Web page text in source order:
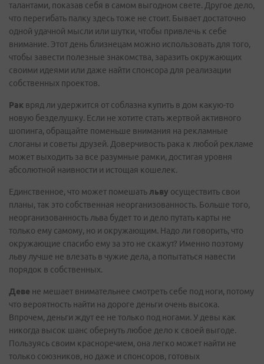
талантами, показав себя в самом выгодном свете. Другое дело,
что перегибать палку здесь тоже не стоит. Бывает достаточно
одной удачной мысли или шутки, чтобы привлечь к себе
внимание. Этот день близнецам можно использовать для того,
чтобы завести полезные знакомства, заразить окружающих
своими идеями или даже найти спонсора для реализации
собственных проектов.
Рак вряд ли удержится от соблазна купить в дом какую-то
новую безделушку. Если не хотите стать жертвой активного
шопинга, обращайте поменьше внимания на рекламные
слоганы и советы друзей. Доверчивость рака к любой рекламе
может выходить за все разумные рамки, достигая уровня
абсолютной наивности и истощая кошелек.
Единственное, что может помешатьльву осуществить свои
планы, так это собственная неорганизованность. Больше того,
неорганизованность льва будет то и дело путать карты не
только ему самому, но и окружающим. Надо ли говорить, что
окружающие спасибо ему за это не скажут? Именно поэтому
льву лучше не влезать в чужие дела, а попытаться навести
порядок в собственных.
Деве не мешает внимательнее смотреть себе под ноги, потому
что вероятность найти на дороге деньги очень высока.
Впрочем, деньги ждут ее не только под ногами. У девы как
никогда высок шанс обернуть любое дело к своей выгоде.
Пользуясь своим красноречием, она легко может найти не
только союзников, но даже и спонсоров, готовых